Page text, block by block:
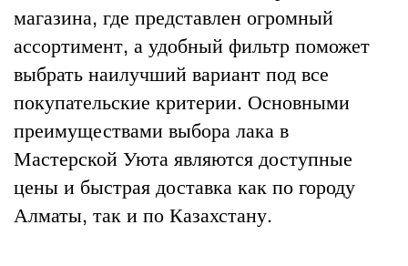
магазина, где представлен огромный
ассортимент, а удобный фильтр поможет
выбрать наилучший вариант под все
покупательские критерии. Основными
преимуществами выбора лака в
Мастерской Уюта являются доступные
цены и быстрая доставка как по городу
Алматы, так и по Казахстану.